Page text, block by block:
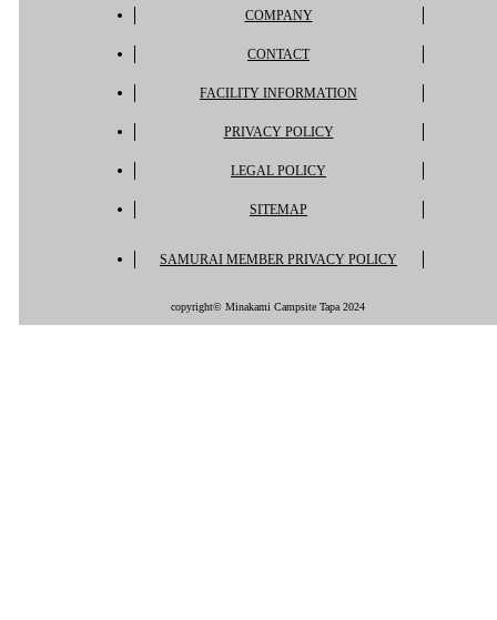
COMPANY
CONTACT
FACILITY INFORMATION
PRIVACY POLICY
LEGAL POLICY
SITEMAP
SAMURAI MEMBER PRIVACY POLICY
copyright© Minakami Campsite Tapa 2024